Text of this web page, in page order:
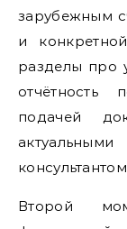
зарубежным
и
разделы про
подачей
Второй